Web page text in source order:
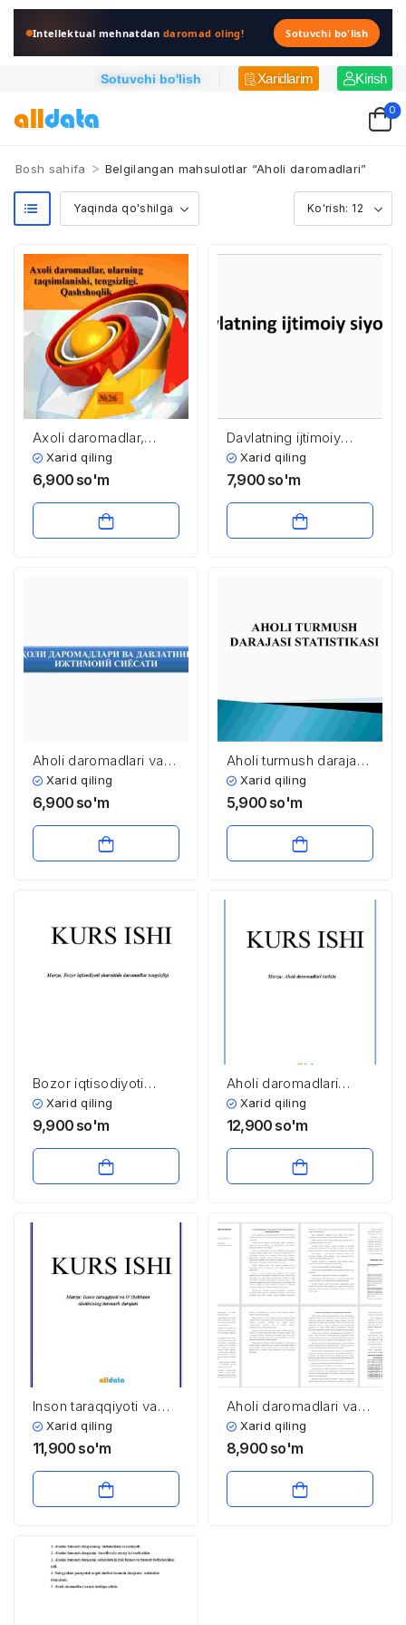
Intellektual mehnatdandaromad oling! Sotuvchi bo'lish
Sotuvchi bo'lish Xaridlarim Kirish
0
Bosh sahifa > Belgilangan mahsulotlar “Aholi daromadlari”
Axoli daromadlar,
ularning taqsimlanishi,
tengsizligi.
Xarid qiling
6,900 so'm
Davlatning ijtimoiy
siyosati
Xarid qiling
7,900 so'm
Aholi daromadlari va
davlatning ijtimoiy
siyosati
Xarid qiling
6,900 so'm
Aholi turmush darajasi
statistikasi
Xarid qiling
5,900 so'm
Bozor iqtisodiyoti
sharoitida daromadlar
tengsizligi
Xarid qiling
9,900 so'm
Aholi daromadlari
tarkibi
Xarid qiling
12,900 so'm
Inson taraqqiyoti va
O’zbekiston
aholisining turmush
Xarid qiling
11,900 so'm
Aholi daromadlari va
davlatning ijtimoiy
siyosati
Xarid qiling
8,900 so'm